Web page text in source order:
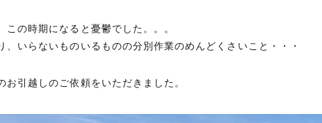
の時期になると憂鬱でした。。。
、いらないものいるものの分別作業のめんどくさいこと・・・
引越しのご依頼をいただきました。